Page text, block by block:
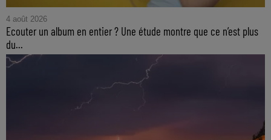
4 août 2026
Ecouter un album en entier ? Une étude montre que ce n’est plus
du...